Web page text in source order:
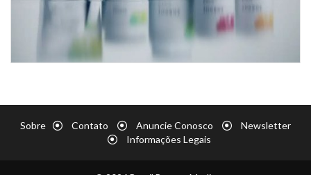
Sobre Contato Anuncie Conosco
Newsletter
Informações Legais